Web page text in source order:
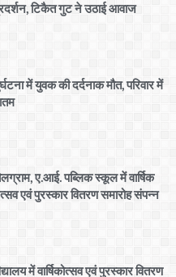
टिकैत गुट ने उठाई आवाज
में युवक की दर्दनाक मौत, परिवार में
ए.आई. पब्लिक स्कूल में वार्षिक
एवं पुरस्कार वितरण समारोह संपन्न
में वार्षिकोत्सव एवं पुरस्कार वितरण